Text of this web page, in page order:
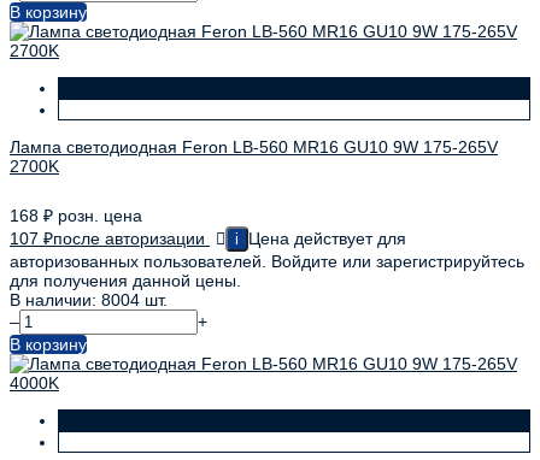
В корзину
Лампа светодиодная Feron LB-560 MR16 GU10 9W 175-265V
2700K
168 ₽ розн. цена
107 ₽после авторизации i
Цена действует для
авторизованных пользователей. Войдите или зарегистрируйтесь
для получения данной цены.
В наличии: 8004 шт.
–
+
В корзину